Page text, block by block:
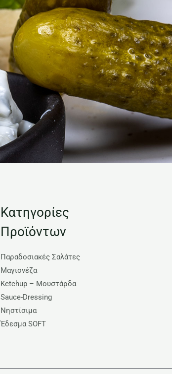
Κατηγορίες
Προϊόντων
Παραδοσιακές Σαλάτες
Μαγιονέζα
Ketchup – Μουστάρδα
Sauce-Dressing
Νηστίσιμα
Έδεσμα SOFT